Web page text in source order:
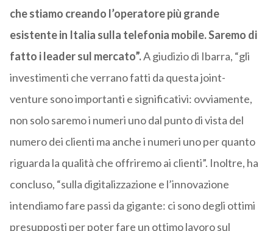
che stiamo creando l’operatore più grande
esistente in Italia sulla telefonia mobile. Saremo di
fatto i leader sul mercato”.A giudizio di Ibarra, “gli
investimenti che verrano fatti da questa joint-
venture sono importanti e significativi: ovviamente,
non solo saremo i numeri uno dal punto di vista del
numero dei clienti ma anche i numeri uno per quanto
riguarda la qualità che offriremo ai clienti”. Inoltre, ha
concluso, “sulla digitalizzazione e l’innovazione
intendiamo fare passi da gigante: ci sono degli ottimi
presupposti per poter fare un ottimo lavoro sul